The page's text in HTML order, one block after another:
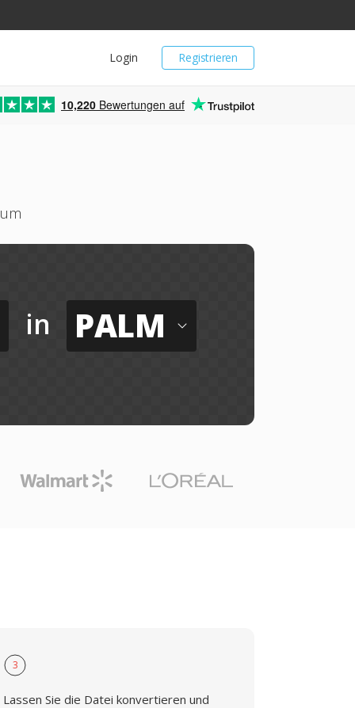
Registrieren
Login
10,220 Bewertungen auf
in PALM
3
Lassen Sie die Datei konvertieren und